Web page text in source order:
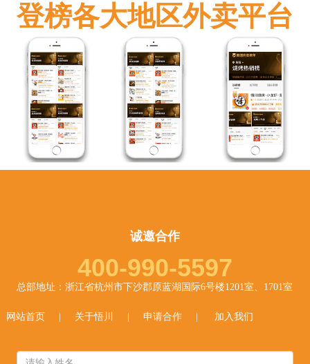
登榜各大地区外卖平台
诚邀合作
400-990-5597
总部地址：浙江省杭州市下沙郡原蓝湖国际6号楼1201室、1701室
网站首页 关于悟川 申请合作| 加入我们